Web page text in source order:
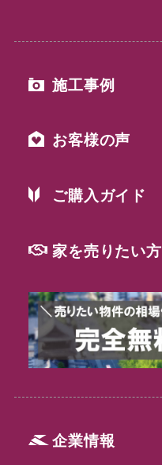
施工事例
お客様の声
ご購入ガイド
家を売りたい方
企業情報